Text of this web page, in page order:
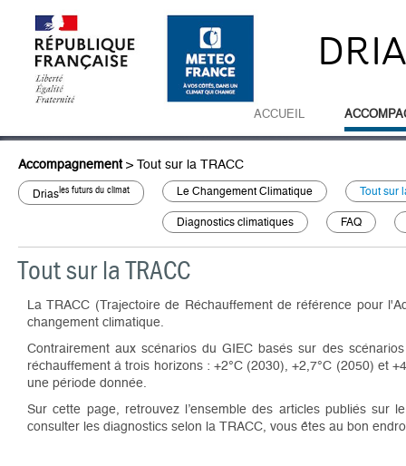
ACCUEIL
Accompagnement> Tout sur la TRACC
Driasles futurs du climat Le Changement Climatique Tout sur
Diagnostics climatiques FAQ
Tout sur la TRACC
La TRACC (Trajectoire de Réchauffement de référence pour
changement climatique.
Contrairement aux scénarios du GIEC basés sur des
réchauffement à trois horizons : +2°C (2030), +2,7°C (2050) et
une période donnée.
Sur cette page, retrouvez l’ensemble des articles publiés sur
consulter les diagnostics selon la TRACC, vous êtes au bon